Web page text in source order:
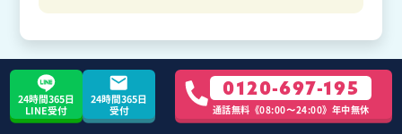
小野田さん 不用品回収 1DK
24時間365日
LINE受付
24時間365日
受付
0120-697-195
通話無料《08:00〜24:00》年中無休